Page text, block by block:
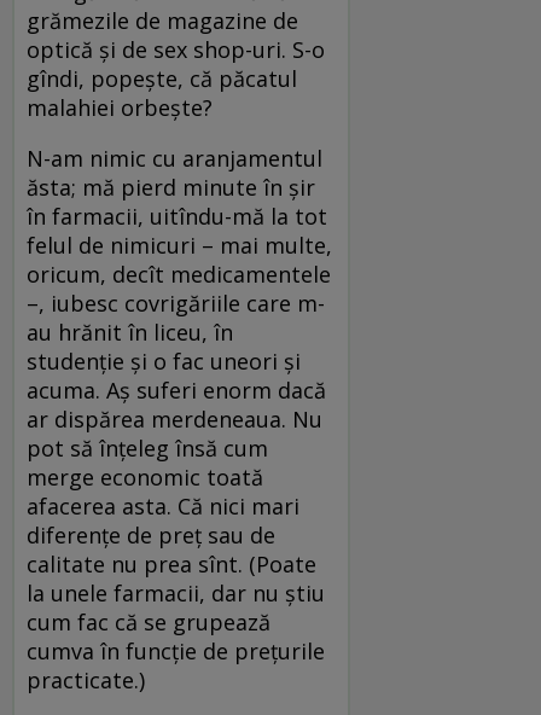
grămezile de magazine de
optică şi de sex shop-uri. S-o
gîndi, popeşte, că păcatul
malahiei orbeşte?
N-am nimic cu aranjamentul
ăsta; mă pierd minute în şir
în farmacii, uitîndu-mă la tot
felul de nimicuri – mai multe,
oricum, decît medicamentele
–, iubesc covrigăriile care m-
au hrănit în liceu, în
studenţie şi o fac uneori şi
acuma. Aş suferi enorm dacă
ar dispărea merdeneaua. Nu
pot să înţeleg însă cum
merge economic toată
afacerea asta. Că nici mari
diferenţe de preţ sau de
calitate nu prea sînt. (Poate
la unele farmacii, dar nu ştiu
cum fac că se grupează
cumva în funcţie de preţurile
practicate.)